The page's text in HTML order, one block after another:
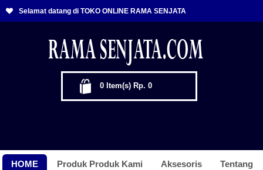
Selamat datang di TOKO ONLINE RAMA SENJATA
0 Item(s) Rp. 0
HOME Produk Produk Kami Aksesoris Tentang